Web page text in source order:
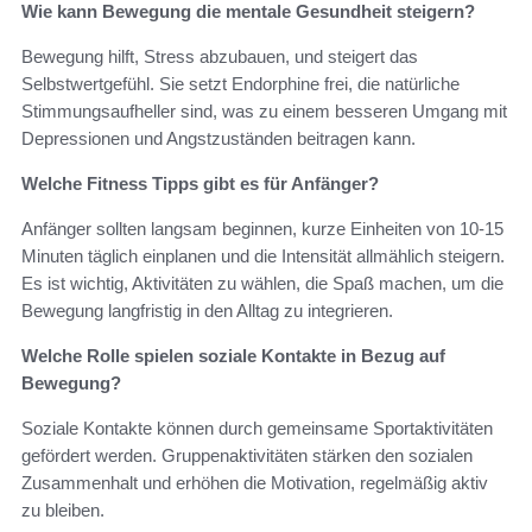
Wie kann Bewegung die mentale Gesundheit steigern?
Bewegung hilft, Stress abzubauen, und steigert das
Selbstwertgefühl. Sie setzt Endorphine frei, die natürliche
Stimmungsaufheller sind, was zu einem besseren Umgang mit
Depressionen und Angstzuständen beitragen kann.
Welche Fitness Tipps gibt es für Anfänger?
Anfänger sollten langsam beginnen, kurze Einheiten von 10-15
Minuten täglich einplanen und die Intensität allmählich steigern.
Es ist wichtig, Aktivitäten zu wählen, die Spaß machen, um die
Bewegung langfristig in den Alltag zu integrieren.
Welche Rolle spielen soziale Kontakte in Bezug auf
Bewegung?
Soziale Kontakte können durch gemeinsame Sportaktivitäten
gefördert werden. Gruppenaktivitäten stärken den sozialen
Zusammenhalt und erhöhen die Motivation, regelmäßig aktiv
zu bleiben.